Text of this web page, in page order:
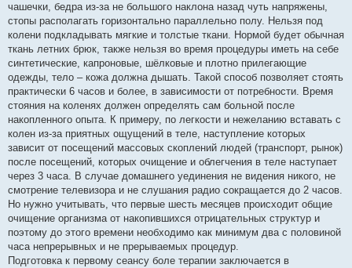
чашечки, бедра из-за не большого наклона назад чуть напряжены,
стопы располагать горизонтально параллельно полу. Нельзя под
колени подкладывать мягкие и толстые ткани. Нормой будет обычная
ткань летних брюк, также нельзя во время процедуры иметь на себе
синтетические, капроновые, шёлковые и плотно прилегающие
одежды, тело – кожа должна дышать. Такой способ позволяет стоять
практически 6 часов и более, в зависимости от потребности. Время
стояния на коленях должен определять сам больной после
накопленного опыта. К примеру, по легкости и нежеланию вставать с
колен из-за приятных ощущений в теле, наступление которых
зависит от посещений массовых скоплений людей (транспорт, рынок)
после посещений, которых очищение и облегчения в теле наступает
через 3 часа. В случае домашнего уединения не видения никого, не
смотрение телевизора и не слушания радио сокращается до 2 часов.
Но нужно учитывать, что первые шесть месяцев происходит общие
очищение организма от накопившихся отрицательных структур и
поэтому до этого времени необходимо как минимум два с половиной
часа непрерывных и не прерываемых процедур.
Подготовка к первому сеансу боле терапии заключается в